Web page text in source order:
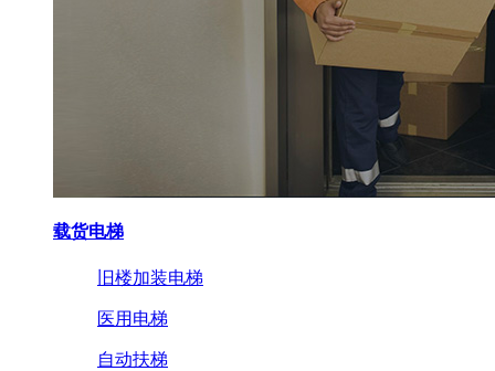
载货电梯
旧楼加装电梯
医用电梯
自动扶梯